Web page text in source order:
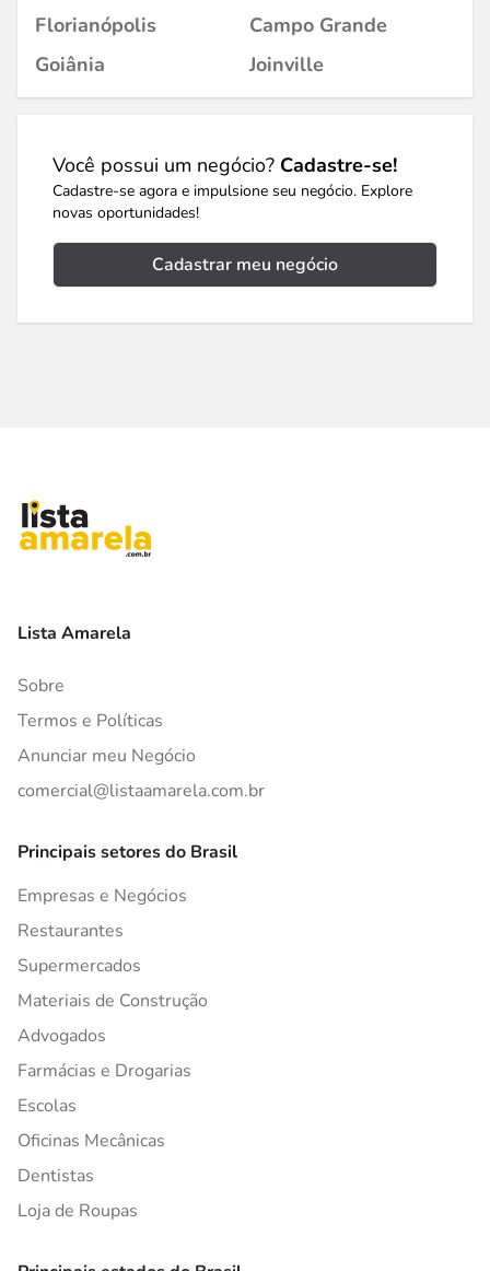
Florianópolis
Campo Grande
Goiânia
Joinville
Você possui um negócio? Cadastre-se!
Cadastre-se agora e impulsione seu negócio. Explore
novas oportunidades!
Cadastrar meu negócio
Lista Amarela
Sobre
Termos e Políticas
Anunciar meu Negócio
comercial@listaamarela.com.br
Principais setores do Brasil
Empresas e Negócios
Restaurantes
Supermercados
Materiais de Construção
Advogados
Farmácias e Drogarias
Escolas
Oficinas Mecânicas
Dentistas
Loja de Roupas